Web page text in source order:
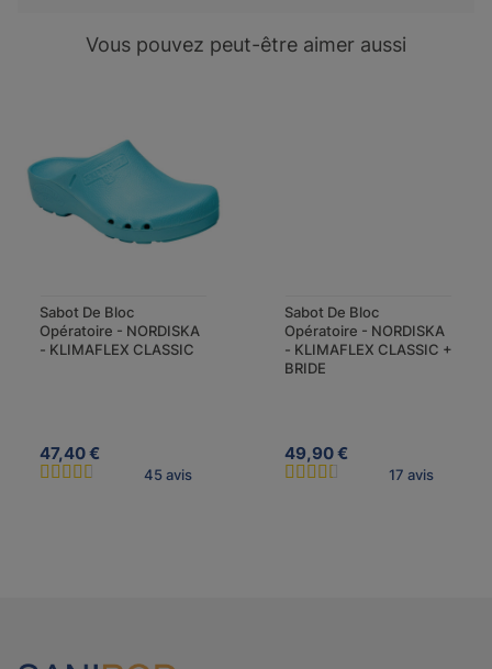
Vous pouvez peut-être aimer aussi
Sabot De Bloc
Opératoire - NORDISKA
- KLIMAFLEX CLASSIC
47,40 €
45 avis
Sabot De Bloc
Opératoire - NORDISKA
- KLIMAFLEX CLASSIC +
BRIDE
49,90 €
17 avis